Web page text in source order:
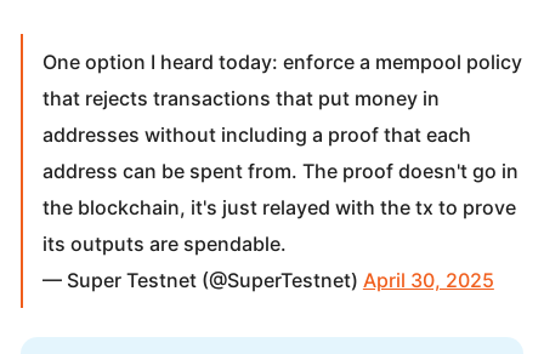
One option I heard today: enforce a mempool policy
that rejects transactions that put money in
addresses without including a proof that each
address can be spent from. The proof doesn't go in
the blockchain, it's just relayed with the tx to prove
its outputs are spendable.
— Super Testnet (@SuperTestnet) April 30, 2025